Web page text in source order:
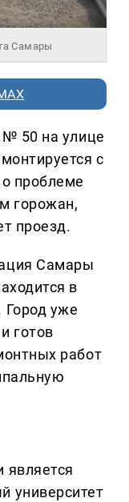
Самары
№ 50 на улице
с
проблеме
горожан,
проезд.
Самары
в
Город уже
готов
работ
является
университет